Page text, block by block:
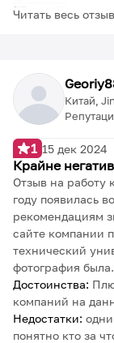
Читать весь отзыв
Китай,
1 15 дек 2024
Крайне
Отзыв на работу
году появилась
рекомендациям
сайте компании
технический
фотография
Достоинства:
компаний на
Недостатки:
понятно кто за